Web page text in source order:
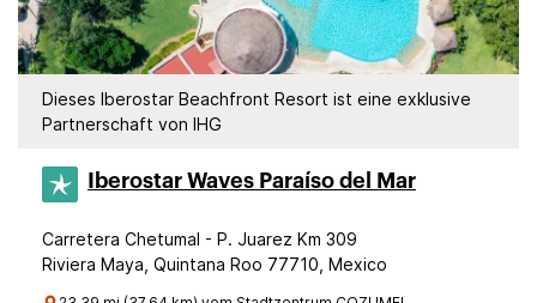
Dieses Iberostar Beachfront Resort ist eine exklusive
Partnerschaft von IHG
Iberostar Waves Paraíso del Mar
Carretera Chetumal - P. Juarez Km 309
Riviera Maya, Quintana Roo 77710, Mexico